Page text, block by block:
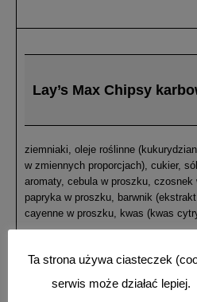
Lay’s Max Chipsy
ziemniaki, oleje roślinne
w zmiennych proporcjach), cukier,
aromaty, cebula w proszku, czosnek
papryka w proszku, barwnik
cayenne w proszku, kwas (kwas
Ta strona używa ciasteczek
serwis może działać lepiej.